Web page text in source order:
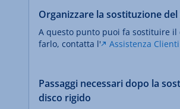
Organizzare la sostituzione
A questo punto puoi fa sostituire il
farlo, contatta l'
Assistenza
Passaggi necessari dopo la
disco rigido